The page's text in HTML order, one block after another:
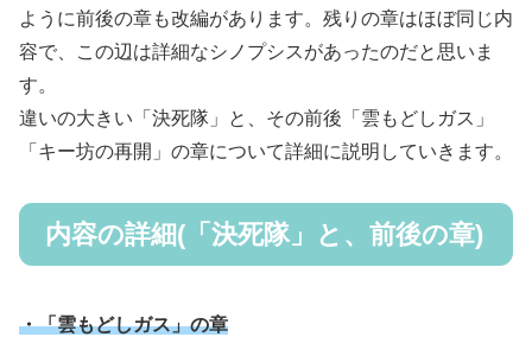
ように前後の章も改編があります。残りの章はほぼ同じ内
容で、この辺は詳細なシノプシスがあったのだと思いま
す。
違いの大きい「決死隊」と、その前後「雲もどしガス」
「キー坊の再開」の章について詳細に説明していきます。
内容の詳細(「決死隊」と、前後の章)
・「雲もどしガス」の章